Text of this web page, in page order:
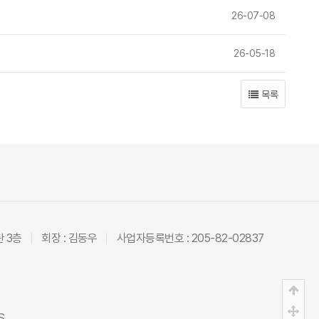
26-07-08
26-05-18
목록
3층 회장 : 김동우 사업자등록번호 : 205-82-02837
상
중